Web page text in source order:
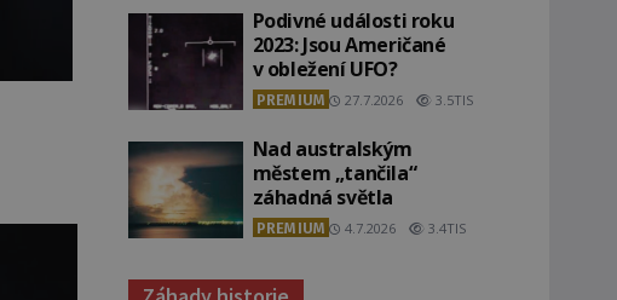
Podivné události roku
2023: Jsou Američané
v obležení UFO?
PREMIUM 27.7.2026 3.5TIS
Nad australským
městem „tančila“
záhadná světla
PREMIUM 4.7.2026 3.4TIS